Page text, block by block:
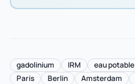
gadolinium IRM eau potable
Paris
Berlin Amsterdam